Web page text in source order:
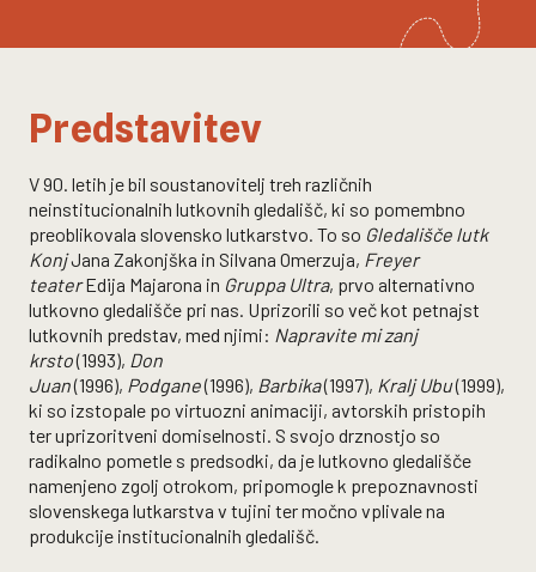
Predstavitev
V 90. letih je bil soustanovitelj treh različnih
neinstitucionalnih lutkovnih gledališč, ki so pomembno
preoblikovala slovensko lutkarstvo. To so Gledališče lutk
KonjJana Zakonjška in Silvana Omerzuja, Freyer
teaterEdija Majarona in Gruppa Ultra, prvo alternativno
lutkovno gledališče pri nas. Uprizorili so več kot petnajst
lutkovnih predstav, med njimi: Napravite mi zanj
krsto(1993), Don
Juan(1996), Podgane(1996), Barbika(1997), Kralj Ubu(1999),
ki so izstopale po virtuozni animaciji, avtorskih pristopih
ter uprizoritveni domiselnosti. S svojo drznostjo so
radikalno pometle s predsodki, da je lutkovno gledališče
namenjeno zgolj otrokom, pripomogle k prepoznavnosti
slovenskega lutkarstva v tujini ter močno vplivale na
produkcije institucionalnih gledališč.